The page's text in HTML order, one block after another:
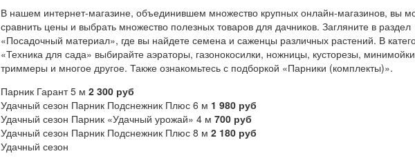
В нашем интернет-магазине, объединившем множество крупных онлайн-магазинов, вы
сравнить цены и выбрать множество полезных товаров для дачников. Загляните в раздел
«Посадочный материал», где вы найдете семена и саженцы различных растений. В
«Техника для сада» выбирайте аэраторы, газонокосилки, ножницы, кусторезы,
триммеры и многое другое. Также ознакомьтесь с подборкой «Парники (комплекты)».
Парник Гарант 5 м 2 300 руб
Удачный сезон Парник Подснежник Плюс 6 м 1 980 руб
Удачный сезон Парник «Удачный урожай» 4 м 700 руб
Удачный сезон Парник Подснежник Плюс 8 м 2 180 руб
Удачный сезон